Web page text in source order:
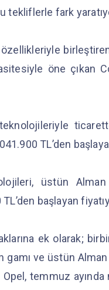
tekliflerle fark
birleştiren
öne çıkan
TL’den
üstün
başlayan
ek olarak;
ve üstün
temmuz ayında